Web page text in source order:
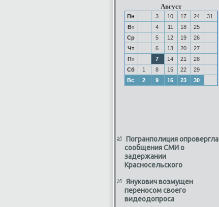
Август
Пн 3 10 17 24
31
Вт
4 11 18
25
Ср
5 12 19
26
Чт
6 13 20
27
Пт
7 14 21
28
Сб
1 8 15 22
29
Вс
2 9 16 23 30
Погранполиция опровергла
сообщения СМИ о
задержании
Красносельского
Янукович возмущен
переносом своего
видеодопроса